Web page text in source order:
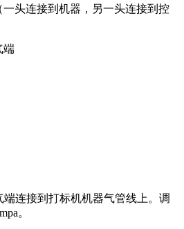
头连接到机器，另一头连接到控
端
连接到打标机机器气管线上。调
。